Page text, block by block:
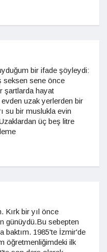
bir ifade şöyleydi:
seksen sene önce
şartlarda hayat
uzak yerlerden bir
su bir muslukla evin
üç beş litre
Kırk bir yıl önce
günüydü.Bu sebepten
baktım. 1985'te İzmir'de
öğretmenliğimdeki ilk